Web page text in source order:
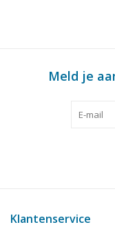
Meld je
Klantenservice